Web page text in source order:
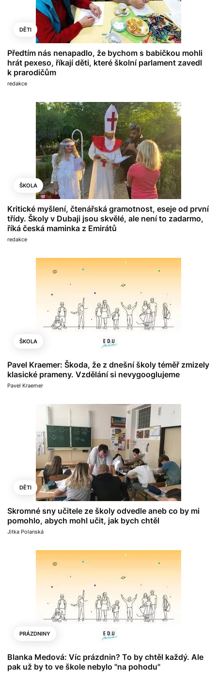
DĚTI
Předtím nás nenapadlo, že bychom s babičkou mohli
hrát pexeso, říkají děti, které školní parlament zavedl
k prarodičům
redakce
ŠKOLA
Kritické myšlení, čtenářská gramotnost, eseje od první
třídy. Školy v Dubaji jsou skvělé, ale není to zadarmo,
říká česká maminka z Emirátů
redakce
ŠKOLA
Pavel Kraemer: Škoda, že z dnešní školy téměř zmizely
klasické prameny. Vzdělání si nevygooglujeme
Pavel Kraemer
DĚTI
Skromné sny učitele ze školy odvedle aneb co by mi
pomohlo, abych mohl učit, jak bych chtěl
Jitka Polanská
PRÁZDNINY
Blanka Medová: Víc prázdnin? To by chtěl každý. Ale
pak už by to ve škole nebylo "na pohodu"